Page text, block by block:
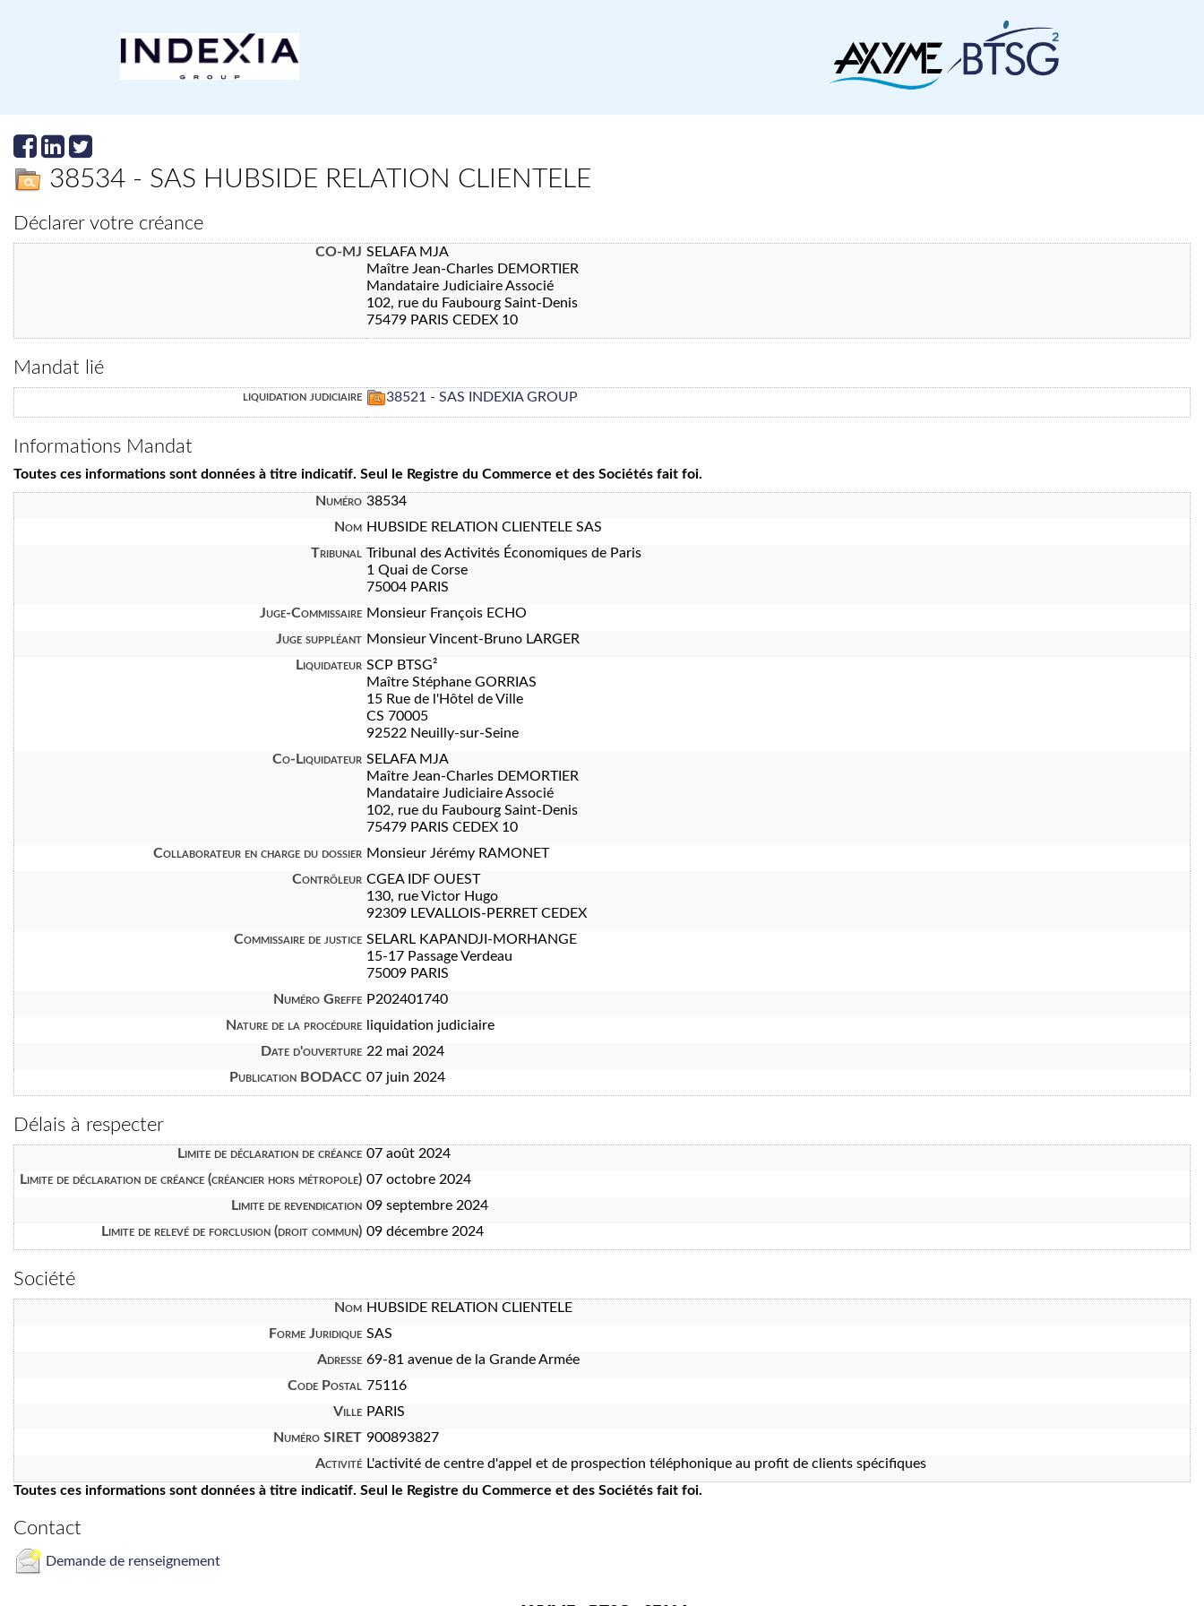
38534 - SAS HUBSIDE RELATION CLIENTELE
Déclarer votre créance
CO-MJ SELAFA MJA
Maître Jean-Charles DEMORTIER
Mandataire Judiciaire Associé
102, rue du Faubourg Saint-Denis
75479 PARIS CEDEX 10
Mandat lié
liquidation judiciaire 38521 - SAS INDEXIA GROUP
Informations Mandat
Toutes ces informations sont données à titre indicatif. Seul le Registre du Commerce et des Sociétés fait foi.
Numéro 38534
Nom HUBSIDE RELATION CLIENTELE SAS
Tribunal Tribunal des Activités Économiques de Paris
1 Quai de Corse
75004 PARIS
Juge-Commissaire Monsieur François ECHO
Juge suppléant Monsieur Vincent-Bruno LARGER
Liquidateur SCP BTSG²
Maître Stéphane GORRIAS
15 Rue de l'Hôtel de Ville
CS 70005
92522 Neuilly-sur-Seine
Co-Liquidateur SELAFA MJA
Maître Jean-Charles DEMORTIER
Mandataire Judiciaire Associé
102, rue du Faubourg Saint-Denis
75479 PARIS CEDEX 10
Collaborateur en charge du dossier Monsieur Jérémy RAMONET
Contrôleur CGEA IDF OUEST
130, rue Victor Hugo
92309 LEVALLOIS-PERRET CEDEX
Commissaire de justice SELARL KAPANDJI-MORHANGE
15-17 Passage Verdeau
75009 PARIS
Numéro Greffe P202401740
Nature de la procédure
liquidation judiciaire
Date d'ouverture 22 mai 2024
Publication BODACC 07 juin 2024
Délais à respecter
Limite de déclaration de créance 07 août 2024
Limite de déclaration de créance (créancier hors métropole) 07 octobre 2024
Limite de revendication 09 septembre 2024
Limite de relevé de forclusion (droit commun) 09 décembre 2024
Société
Nom HUBSIDE RELATION CLIENTELE
Forme Juridique SAS
Adresse 69-81 avenue de la Grande Armée
Code Postal 75116
Ville PARIS
Numéro SIRET 900893827
Activité L'activité de centre d'appel et de prospection téléphonique au profit de clients spécifiques
Toutes ces informations sont données à titre indicatif. Seul le Registre du Commerce et des Sociétés fait foi.
Contact
Demande de renseignement